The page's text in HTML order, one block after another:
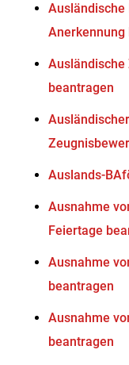
Ausländische
Anerkennung
Ausländische
beantragen
Auslands-
Ausnahme
Feiertage
Ausnahme
beantragen
Ausnahme
beantragen